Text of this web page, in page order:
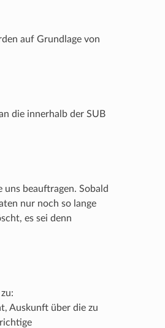
auf Grundlage von
die innerhalb der SUB
uns beauftragen. Sobald
nur noch so lange
es sei denn
Auskunft über die zu